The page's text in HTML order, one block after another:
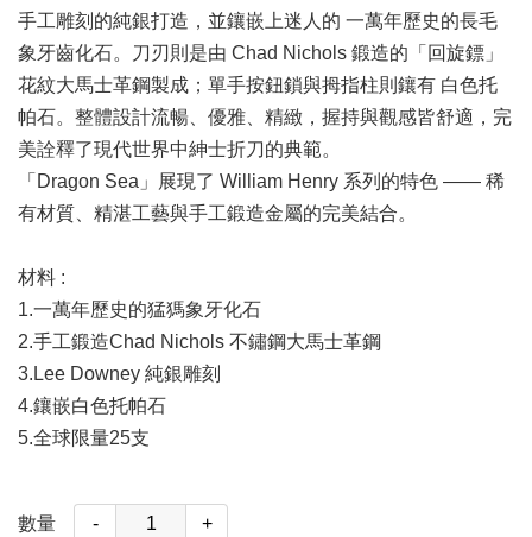
手工雕刻的純銀打造，並鑲嵌上迷人的 一萬年歷史的長毛
象牙齒化石。刀刃則是由 Chad Nichols 鍛造的「回旋鏢」
花紋大馬士革鋼製成；單手按鈕鎖與拇指柱則鑲有 白色托
帕石。整體設計流暢、優雅、精緻，握持與觀感皆舒適，完
美詮釋了現代世界中紳士折刀的典範。
「Dragon Sea」展現了 William Henry 系列的特色 —— 稀
有材質、精湛工藝與手工鍛造金屬的完美結合。
材料 :
1.一萬年歷史的猛獁象牙化石
2.手工鍛造Chad Nichols 不鏽鋼大馬士革鋼
3.Lee Downey 純銀雕刻
4.鑲嵌白色托帕石
5.全球限量25支
數量 - +